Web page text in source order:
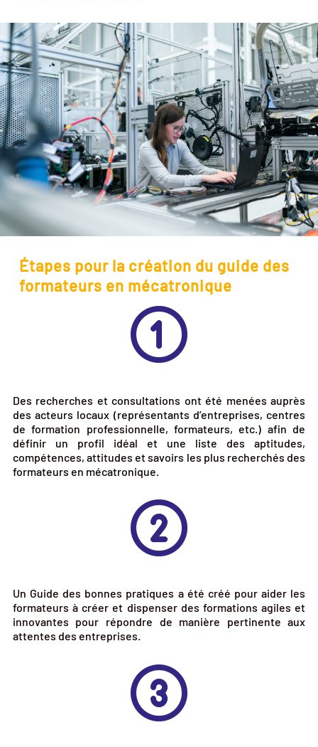
Étapes pour la création du guide des
formateurs en mécatronique
Des recherches et consultations ont été menées auprès
des acteurs locaux (représentants d’entreprises, centres
de formation professionnelle, formateurs, etc.) afin de
définir un profil idéal et une liste des aptitudes,
compétences, attitudes et savoirs les plus recherchés des
formateurs en mécatronique.
Un Guide des bonnes pratiques a été créé pour aider les
formateurs à créer et dispenser des formations agiles et
innovantes pour répondre de manière pertinente aux
attentes des entreprises.